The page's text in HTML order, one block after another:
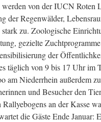
von der IUCN Roten
der Regenwälder,
stark zu. Zoologische
gezielte
der
täglich von 9 bis 17 Uhr im
am Niederrhein außerdem
und Besucher den
an der Kasse
die Gäste Ende Januar: